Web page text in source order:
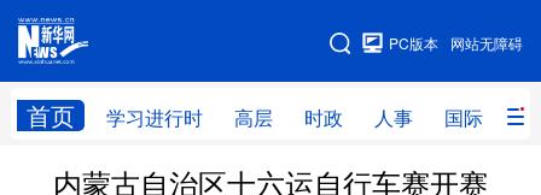
网站无障碍
PC版本
首页 学习进行时 高层 时政 人事 国际 财
网站地图
学习进行时 高层 时政 人事
内蒙古自治区十六运自行车赛开赛